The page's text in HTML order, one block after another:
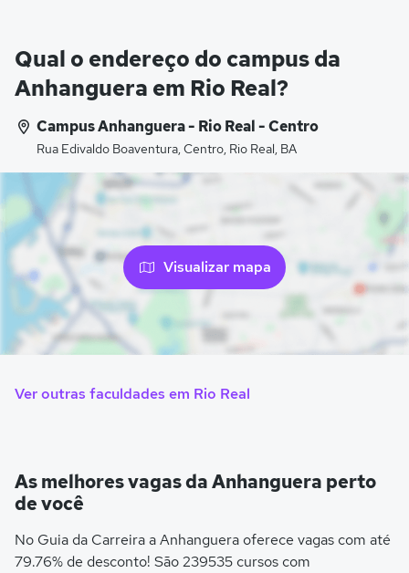
Qual o endereço do campus da
Anhanguera em Rio Real?
Campus Anhanguera - Rio Real - Centro
Rua Edivaldo Boaventura, Centro, Rio Real, BA
Visualizar mapa
Ver outras faculdades em Rio Real
As melhores vagas da Anhanguera perto
de você
No Guia da Carreira a Anhanguera oferece vagas com até
79.76% de desconto! São 239535 cursos com